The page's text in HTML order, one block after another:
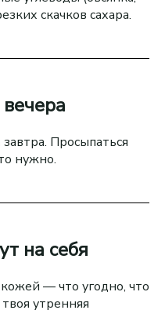
скачков сахара.
Просыпаться
нужно.
на себя
— что угодно, что
утренняя